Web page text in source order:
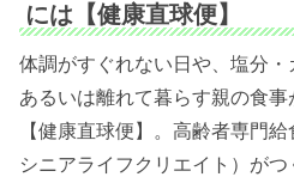
には【健康直球便】
体調がすぐれない日や、塩分・
あるいは離れて暮らす親の食
【健康直球便】。高齢者専門
シニアライフクリエイト）が